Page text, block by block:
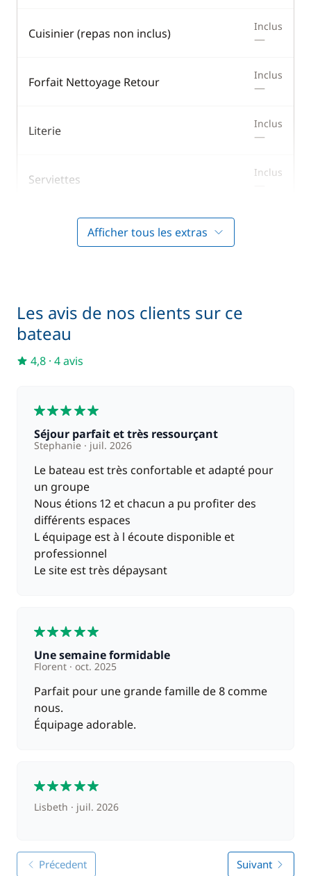
Cuisinier (repas non inclus) Inclus
—
Forfait Nettoyage Retour Inclus
—
Literie Inclus
—
Serviettes Inclus
Skipper (repas non inclus)
En option
Afficher tous les extras
Les avis de nos clients sur ce
bateau
4,8 · 4 avis
Séjour parfait et très ressourçant
Stephanie juil. 2026
Le bateau est très confortable et adapté pour
un groupe
Nous étions 12 et chacun a pu profiter des
différents espaces
L équipage est à l écoute disponible et
professionnel
Le site est très dépaysant
Une semaine formidable
Florent oct. 2025
Parfait pour une grande famille de 8 comme
nous.
Équipage adorable.
Lisbeth juil. 2026
Précedent Suivant